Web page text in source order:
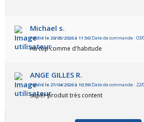
Michael s.
Publié le 20/05/2026 à 11:56(Date de commande : 03/
Au top comme d'habitude
ANGE GILLES R.
Publié le 27/04/2026 à 10:39(Date de commande : 22/
super produit très content